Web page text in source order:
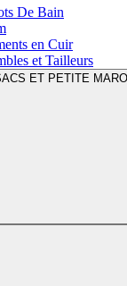
De Bain
en Cuir
et Tailleurs
ET PETITE